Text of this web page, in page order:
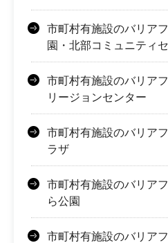
市町村有施設のバリア
園・北部コミュニティ
市町村有施設のバリア
リージョンセンター
市町村有施設のバリア
ラザ
市町村有施設のバリア
ら公園
市町村有施設のバリア